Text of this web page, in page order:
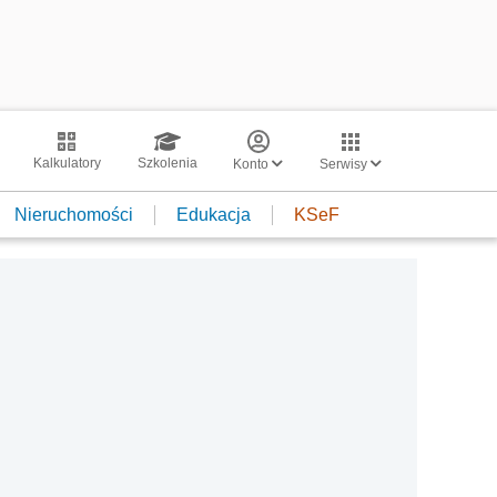
Kalkulatory Szkolenia Konto Serwisy
Nieruchomości Edukacja KSeF